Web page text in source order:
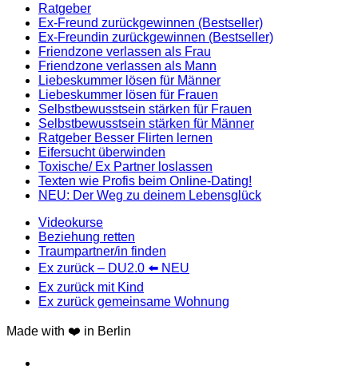
Ratgeber
Ex-Freund zurückgewinnen (Bestseller)
Ex-Freundin zurückgewinnen (Bestseller)
Friendzone verlassen als Frau
Friendzone verlassen als Mann
Liebeskummer lösen für Männer
Liebeskummer lösen für Frauen
Selbstbewusstsein stärken für Frauen
Selbstbewusstsein stärken für Männer
Ratgeber Besser Flirten lernen
Eifersucht überwinden
Toxische/ Ex Partner loslassen
Texten wie Profis beim Online-Dating!
NEU: Der Weg zu deinem Lebensglück
Videokurse
Beziehung retten
Traumpartner/in finden
Ex zurück – DU2.0 ⬅️ NEU
Ex zurück mit Kind
Ex zurück gemeinsame Wohnung
Made with ❤️ in Berlin